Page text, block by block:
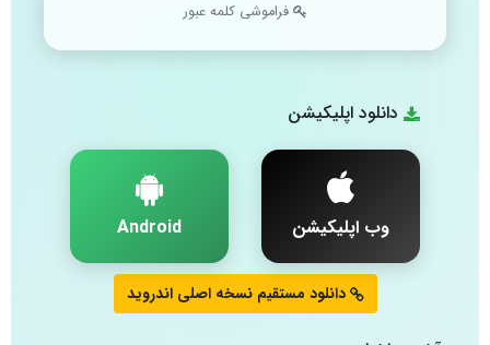
فراموشی کلمه عبور
دانلود اپلیکیشن
وب اپلیکیشن Android
دانلود مستقیم نسخه اصلی اندروید